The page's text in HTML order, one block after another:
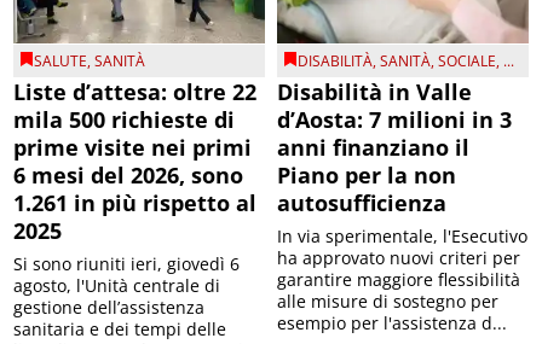
SALUTE,SANITÀ
Liste d’attesa: oltre 22
mila 500 richieste di
prime visite nei primi
6 mesi del 2026, sono
1.261 in più rispetto al
2025
Si sono riuniti ieri, giovedì 6
agosto, l'Unità centrale di
gestione dell’assistenza
sanitaria e dei tempi delle
DISABILITÀ,SANITÀ,SOCIALE, ...
Disabilità in Valle
d’Aosta: 7 milioni in 3
anni finanziano il
Piano per la non
autosufficienza
In via sperimentale, l'Esecutivo
ha approvato nuovi criteri per
garantire maggiore flessibilità
alle misure di sostegno per
esempio per l'assistenza d...